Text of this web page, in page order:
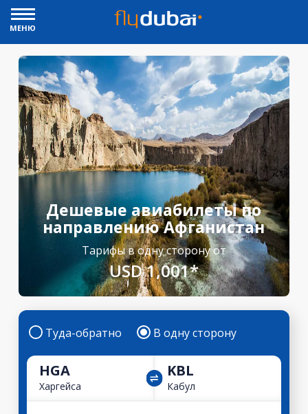
МЕНЮ
Дешевые авиабилеты по
направлению Афганистан
Тарифы в одну сторону от
USD 1,001*
Туда-обратно В одну сторону
HGA
Харгейса
KBL
Кабул